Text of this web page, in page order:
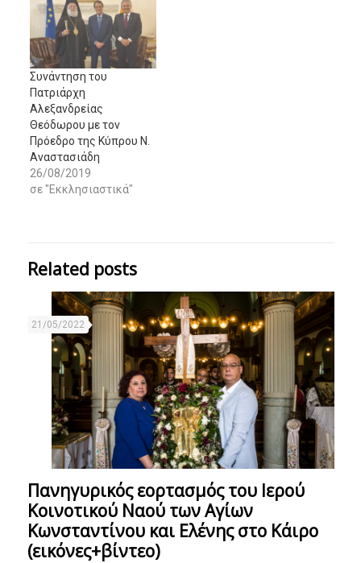
Συνάντηση του
Πατριάρχη
Αλεξανδρείας
Θεόδωρου με τον
Πρόεδρο της Κύπρου Ν.
Αναστασιάδη
26/08/2019
σε "Εκκλησιαστικά"
Related posts
21/05/2022
Πανηγυρικός εορτασμός του Ιερού
Κοινοτικού Ναού των Αγίων
Κωνσταντίνου και Ελένης στο Κάιρο
(εικόνες+βίντεο)